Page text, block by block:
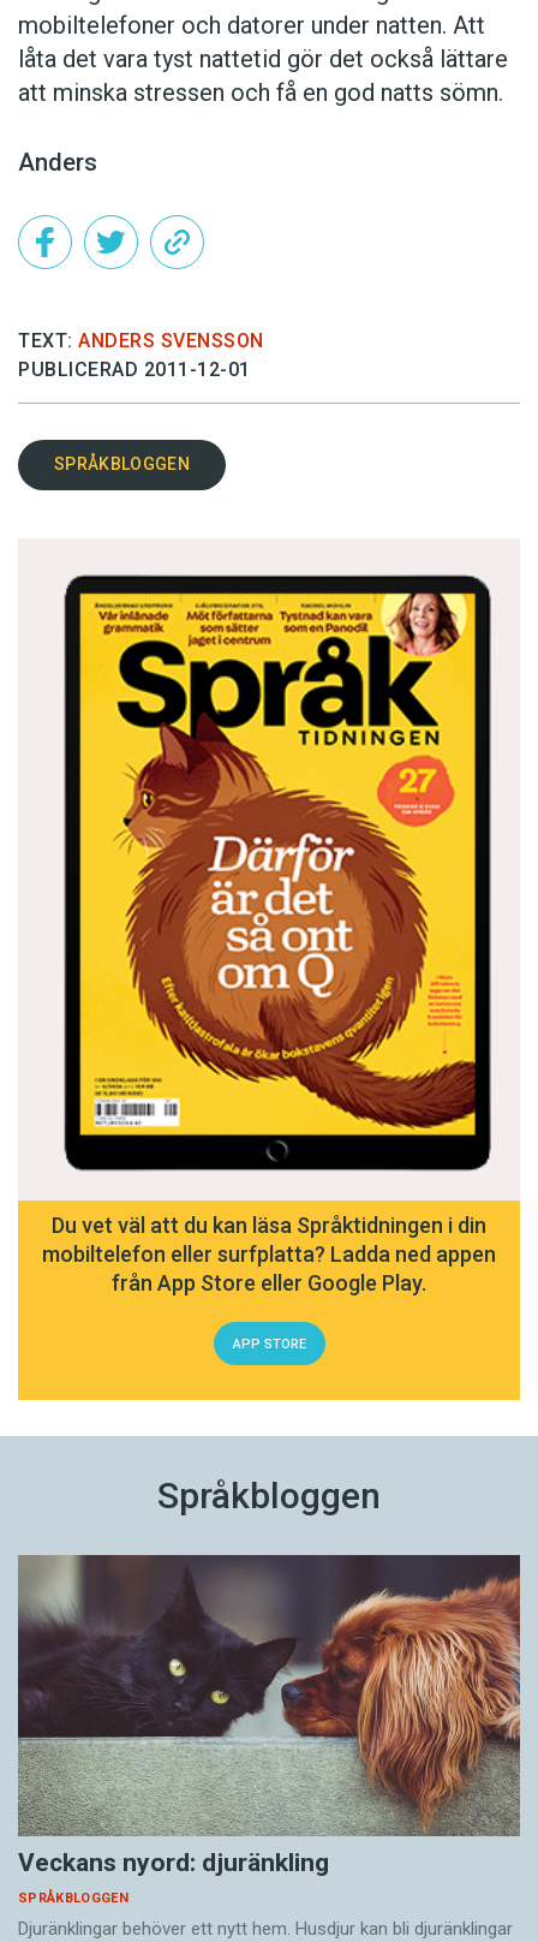
mobiltelefoner och datorer under natten. Att
låta det vara tyst nattetid gör det också lättare
att minska stressen och få en god natts sömn.
Anders
TEXT: ANDERS SVENSSON
PUBLICERAD 2011-12-01
SPRÅKBLOGGEN
Du vet väl att du kan läsa Språktidningen i din
mobiltelefon eller surfplatta? Ladda ned appen
från App Store eller Google Play.
APP STORE
Språkbloggen
Veckans nyord: djuränkling
SPRÅKBLOGGEN
Djuränklingar behöver ett nytt hem. Husdjur kan bli djuränklingar